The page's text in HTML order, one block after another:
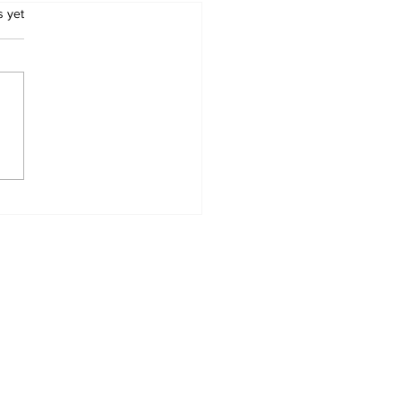
करें, त्रुटि सुधार की अंतिम
yet